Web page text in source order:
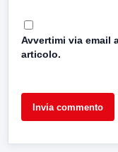
Avvertimi via email
articolo.